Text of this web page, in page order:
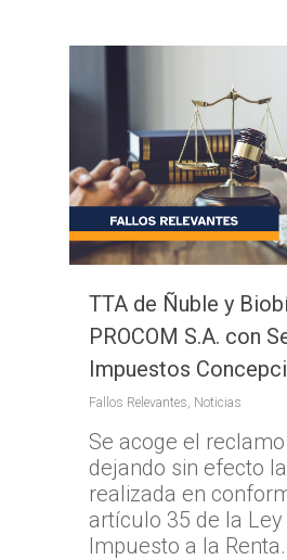
TTA de Ñuble y
PROCOM S.A. con
Impuestos
Fallos Relevantes, Noticias
Se acoge el
dejando sin efecto
realizada en
artículo 35 de la Ley
Impuesto a la Renta.